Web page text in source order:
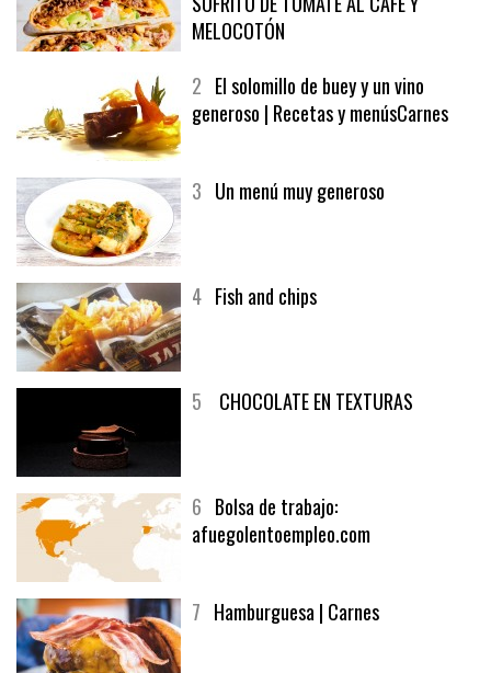
1CRUNCH WRAP SUPREME CON
SOFRITO DE TOMATE AL CAFÉ Y
MELOCOTÓN
2El solomillo de buey y un vino
6Bolsa de trabajo: